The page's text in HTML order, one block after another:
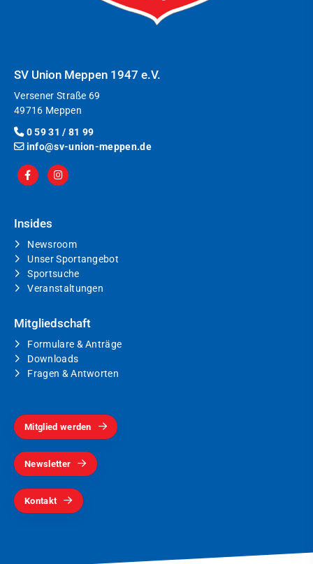
SV Union Meppen 1947 e.V.
Versener Straße 69
49716 Meppen
0 59 31 / 81 99
info@sv-union-meppen.de
Insides
Newsroom
Unser Sportangebot
Sportsuche
Veranstaltungen
Mitgliedschaft
Formulare & Anträge
Downloads
Fragen & Antworten
Mitglied werden
Newsletter
Kontakt